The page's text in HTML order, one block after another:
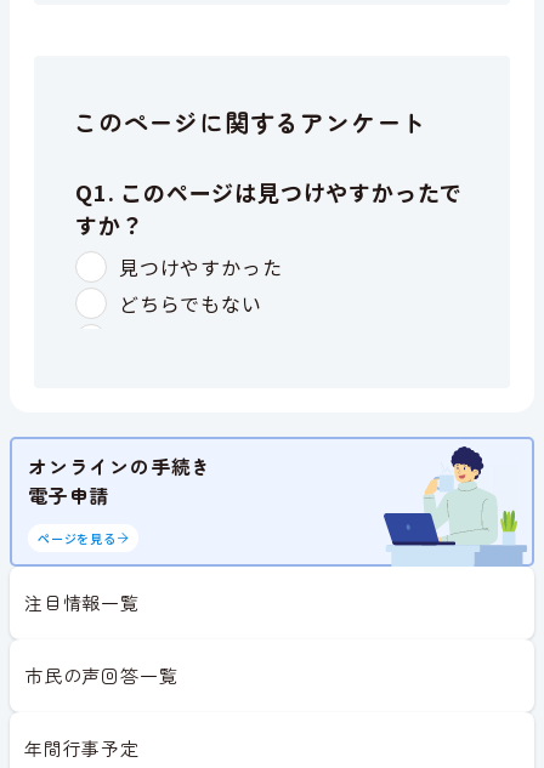
このページに関するアンケート
オンラインの手続き
電子申請
ページを見る
注目情報一覧
市民の声回答一覧
年間行事予定